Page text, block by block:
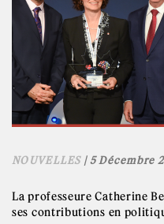
NOUVELLES| 5 Décembre
La professeure Catherine
ses contributions en